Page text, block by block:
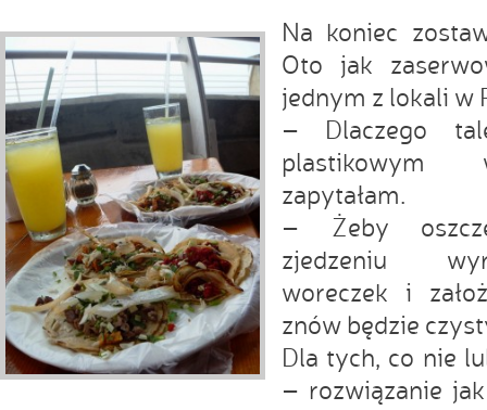
Na koniec
Oto jak
jednym z lokali w
– Dlaczego
plastikowym
zapytałam.
– Żeby
zjedzeniu
woreczek i
znów będzie
Dla tych, co nie
– rozwiązanie